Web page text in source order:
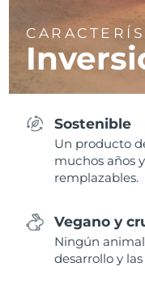
Sostenible
Un producto
muchos años
remplazables.
Vegano y
Ningún
desarrollo y